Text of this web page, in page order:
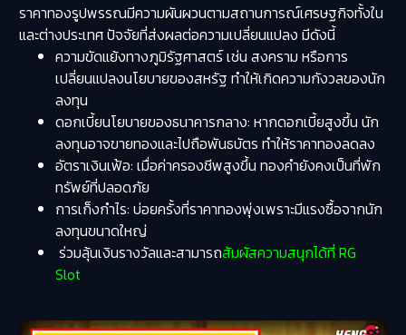
ราคาทองรูปพรรณมีความผันผวนตามสถานการณ์เศรษฐกิจทั้งใน
และต่างประเทศ ปัจจัยที่ส่งผลต่อความเปลี่ยนแปลง มีดังนี้
ความขัดแย้งทางภูมิรัฐศาสตร์ เช่น สงคราม หรือการ
เปลี่ยนแปลงนโยบายของสหรัฐ ทำให้เกิดความกังวลของนัก
ลงทุน
ดอกเบี้ยนโยบายของธนาคารกลาง: หากดอกเบี้ยสูงขึ้น นัก
ลงทุนอาจขายทองและไปถือพันธบัตร ทำให้ราคาทองลดลง
อัตราเงินเฟ้อ: เมื่อค่าครองชีพสูงขึ้น ทองคำยังคงเป็นที่พัก
ทรัพย์ที่ปลอดภัย
การเก็งกำไร: บ่อยครั้งที่ราคาทองพุ่งเพราะมีแรงซื้อจากนัก
ลงทุนขนาดใหญ่
ร่วมลุ้นเงินรางวัลและสามารถสัมผัสความสนุกได้ที่ RG
Slot